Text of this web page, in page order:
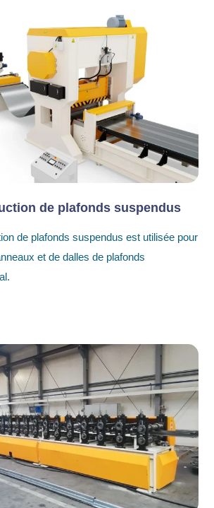
de plafonds suspendus
de plafonds suspendus est utilisée pour
et de dalles de plafonds